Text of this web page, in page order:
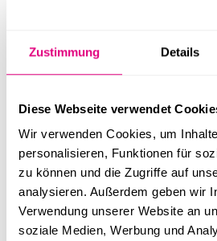
Zustimmung Details
Diese Webseite verwendet
Wir verwenden Cookies, um
personalisieren, Funktionen für
zu können und die Zugriffe auf
analysieren. Außerdem geben wir
Verwendung unserer Website an
soziale Medien, Werbung und
39,26 m² ~35 m²
Eventcontainer | Entwurf 73